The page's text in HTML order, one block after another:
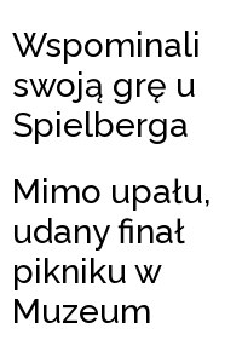
Wspominali
swoją grę u
Spielberga
Mimo upału,
udany finał
pikniku w
Muzeum